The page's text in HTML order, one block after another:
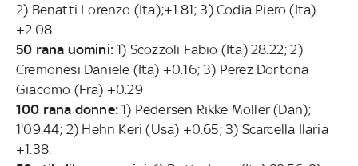
2) Benatti Lorenzo (Ita);+1.81; 3) Codia Piero (Ita)
+2.08
50 rana uomini:1) Scozzoli Fabio (Ita) 28.22; 2)
Cremonesi Daniele (Ita) +0.16; 3) Perez Dortona
Giacomo (Fra) +0.29
100 rana donne:1) Pedersen Rikke Moller (Dan);
1'09.44; 2) Hehn Keri (Usa) +0.65; 3) Scarcella Ilaria
+1.38.